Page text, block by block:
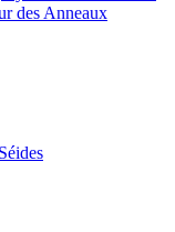
des Anneaux